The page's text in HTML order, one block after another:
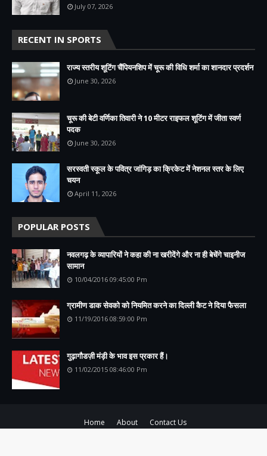
July 07, 2026
RECENT IN SPORTS
राज्य स्तरीय शूटिंग चैंपियनशिप में चूरू की विधि शर्मा का शानदार प्रदर्शन
June 30, 2026
चूरू की बेटी वर्णिका तिवारी ने 10 मीटर राइफल शूटिंग में जीता स्वर्ण
पदक
June 30, 2026
सरस्वती स्कूल के पवित्र जांगिड़ का क्रिकेट में नेशनल स्तर के लिए
चयन
April 11, 2026
POPULAR POSTS
नवलगढ़ के व्यापारियों ने कहा की ना खरीदेंगे और ना ही बेचेंगे चाइनीज
सामान
10/04/2016 09:45:00 Pm
ग्रामीण डाक सेवको को नियमित करने का दिल्ली कैट ने दिया फैसला
11/19/2016 08:59:00 Pm
गुढ़ागौडज़ी मंड़ी के भाव इस प्रकार हैं।
11/02/2015 08:46:00 Pm
Home About
Contact Us